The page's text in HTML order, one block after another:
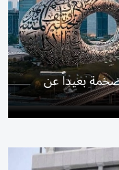
بعيداً عن